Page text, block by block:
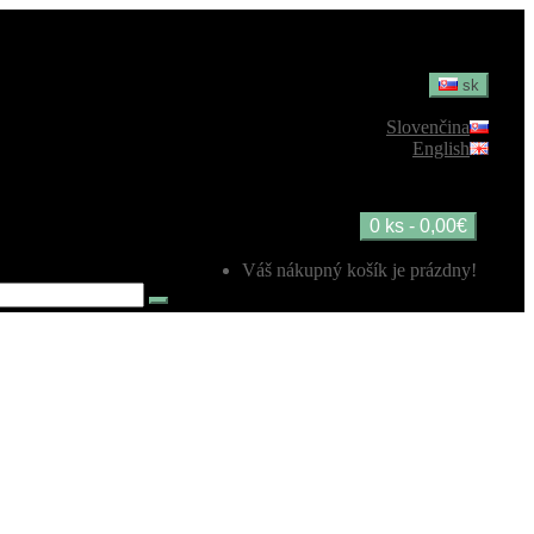
sk
Slovenčina
English
0 ks - 0,00€
Váš nákupný košík je prázdny!